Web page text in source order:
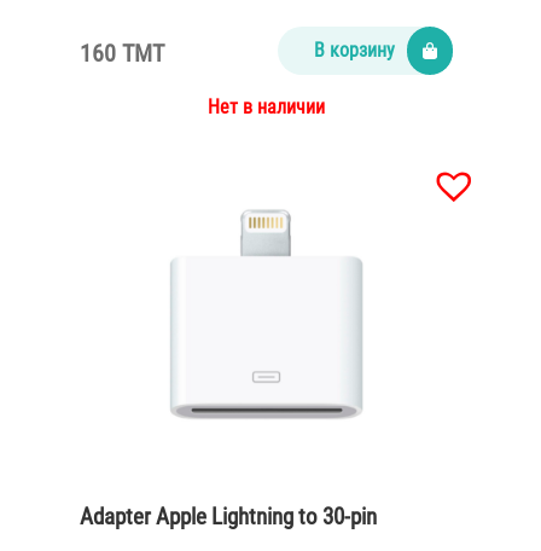
160 TMT В корзину
Нет в наличии
Adapter Apple Lightning to 30-pin